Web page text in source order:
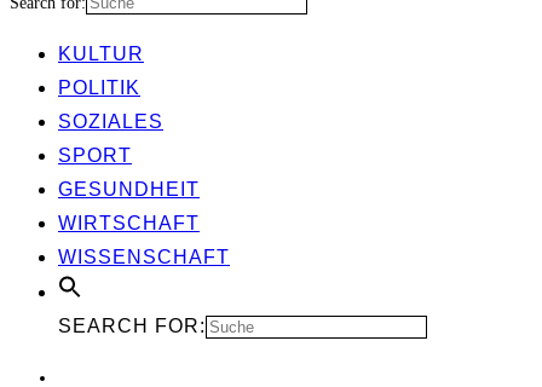
KUL­TUR
POLI­TIK
SOZIA­LES
SPORT
GESUND­HEIT
WIRT­SCHAFT
WIS­SEN­SCHAFT
SEARCH FOR: